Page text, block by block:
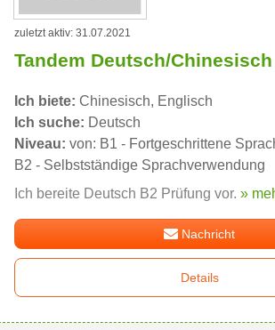
zuletzt aktiv: 31.07.2021
Tandem Deutsch/Chinesisch
Ich biete: Chinesisch, Englisch
Ich suche: Deutsch
Niveau: von: B1 - Fortgeschrittene
B2 - Selbstständige Sprachverwendung
Ich bereite Deutsch B2 Prüfung vor. »
Nachricht
Details